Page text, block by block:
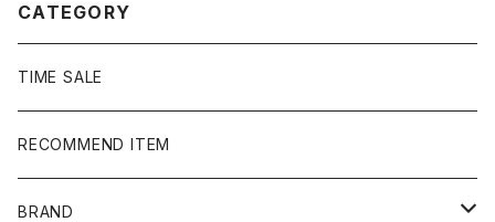
CATEGORY
TIME SALE
RECOMMEND ITEM
BRAND